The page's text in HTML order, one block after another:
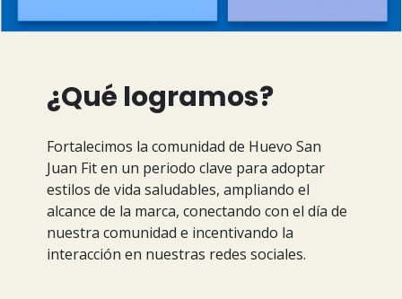
¿Qué logramos?
Fortalecimos la comunidad de Huevo San
Juan Fit en un periodo clave para adoptar
estilos de vida saludables, ampliando el
alcance de la marca, conectando con el día de
nuestra comunidad e incentivando la
interacción en nuestras redes sociales.